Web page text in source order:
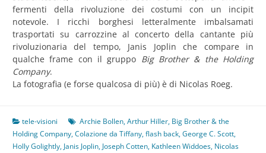
fermenti della rivoluzione dei costumi con un incipit
notevole. I ricchi borghesi letteralmente imbalsamati
trasportati su carrozzine al concerto della cantante più
rivoluzionaria del tempo, Janis Joplin che compare in
qualche frame con il gruppo Big Brother & the Holding
Company.
La fotografia (e forse qualcosa di più) è di Nicolas Roeg.
tele-visioni Archie Bollen,Arthur Hiller, Big Brother & the
Holding Company,Colazione da Tiffany,flash back,George C. Scott,
Holly Golightly,Janis Joplin,Joseph Cotten, Kathleen Widdoes, Nicolas